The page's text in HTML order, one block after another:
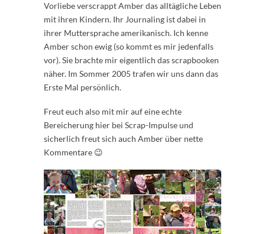
Vorliebe verscrappt Amber das alltägliche Leben
mit ihren Kindern. Ihr Journaling ist dabei in
ihrer Muttersprache amerikanisch. Ich kenne
Amber schon ewig (so kommt es mir jedenfalls
vor). Sie brachte mir eigentlich das scrapbooken
näher. Im Sommer 2005 trafen wir uns dann das
Erste Mal persönlich.
Freut euch also mit mir auf eine echte
Bereicherung hier bei Scrap-Impulse und
sicherlich freut sich auch Amber über nette
Kommentare 😉